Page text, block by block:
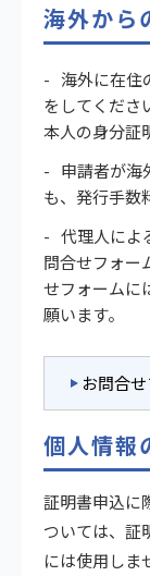
海外から
海外に在住
をしてくださ
本人の身分証
申請者が海
も、発行手数
代理人によ
問合せフォー
せフォームに
願います。
お問合せ
個人情報
証明書申込に
ついては、証
には使用しま